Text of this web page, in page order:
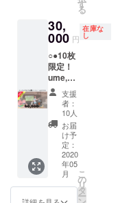
ます。 ⁻
セミ
ナーは
講師か
らのみ
行い、
ワーク
ショッ
プ等の
ファシ
リテー
トは料
金に含
まれて
おりま
館貸し
切り宿
泊プラ
ン（1泊
2食付
き）に
なりま
す。 ⁻講
師から
のセミ
ナー
は、約2
時間を
予定し
ており
ます。 ⁻
※「宿泊
前決
済、カ
フェだ
けチ
ケット
利用」
といっ
たよう
に、事
前決済
とume,
チケッ
トの併
用は可
能で
ダブル
受賞
（1）経
済産業
省 はな
やか関
西イン
バウン
ド大賞
（2）
農林水
産省
近畿の
食と農
使うこ
とがで
す。 ※
チケッ
トはお
釣りを
お渡し
するこ
とがで
きませ
んが、
有効期
限3年間
の間に
年間有
効で
（2020
年5月ご
ろ、到
着予
定）
ゴール
デンウ
イーク
のおで
かけに
どう
ぞ！ ※
定）
ゴール
デンウ
イーク
のおで
かけに
どう
ぞ！ ※
宿泊
は、2名
様より
ご予約
可能で
す。 ※
チケッ
トはお
ます。
下記注
意事項
を必ず
ご確認
くださ
い。 ※
チケッ
ト有効
期限：
チケッ
ト到着
より、1
年間有
効で
す。
（2020
す
る
30,
000 円
在庫な
し
○●10枚
限定！
ume,の
宿泊
30,000
円割引
チケッ
トで
す！●○ -
ume,の
宿泊で
現金代
わりに
ご利用
支援
者：
10人
お届
け予
定：
2020
年05
月
こ
の
リ
タ
ー